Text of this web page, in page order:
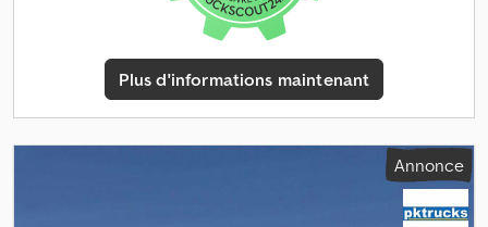
Plus d'informations maintenant
Annonce